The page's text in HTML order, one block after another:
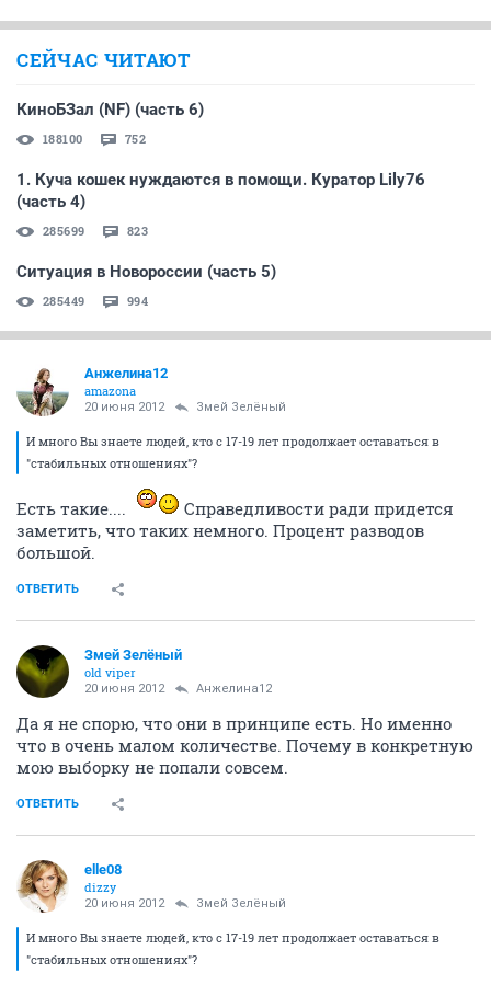
СЕЙЧАС ЧИТАЮТ
КиноБЗал (NF) (часть 6)
188100 752
1. Куча кошек нуждаются в помощи. Куратор Lily76
(часть 4)
285699 823
Ситуация в Новороссии (часть 5)
285449 994
Анжелина12
amazona
20 июня 2012 Змей Зелёный
И много Вы знаете людей, кто с 17-19 лет продолжает оставаться в
"стабильных отношениях"?
Есть такие....
Справедливости ради придется
заметить, что таких немного. Процент разводов
большой.
ОТВЕТИТЬ
Змей Зелёный
old viper
20 июня 2012 Анжелина12
Да я не спорю, что они в принципе есть. Но именно
что в очень малом количестве. Почему в конкретную
мою выборку не попали совсем.
ОТВЕТИТЬ
elle08
dizzy
20 июня 2012 Змей Зелёный
И много Вы знаете людей, кто с 17-19 лет продолжает оставаться в
"стабильных отношениях"?